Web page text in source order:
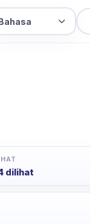
dilihat